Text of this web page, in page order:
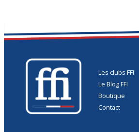
Les clubs FFI
Le Blog FFI
Boutique
Contact